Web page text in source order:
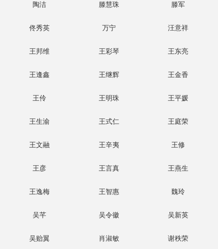
陶洁 滕慧珠 滕军
佟秀英 万宁 汪意祥
王邦维 王彩琴 王东亮
王逢鑫 王继辉 王金香
王伶 王明珠 王平媛
王生渝 王式仁 王庭荣
王文融 王辛夷 王修
王彦 王言真 王燕生
王逸梅 王智惠 魏玲
吴芊 吴令徽 吴新英
吴贻翼 肖淑敏 谢秩荣